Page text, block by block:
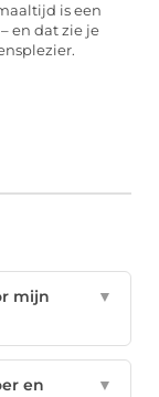
is een
en dat zie je
mijn
▼
en
▼